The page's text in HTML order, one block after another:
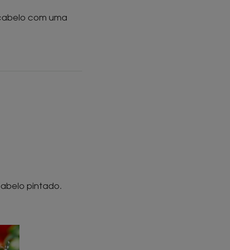
com uma
pintado.